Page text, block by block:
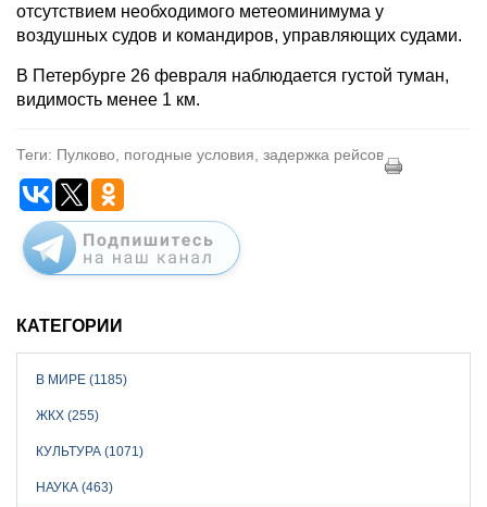
отсутствием необходимого метеоминимума у
воздушных судов и командиров, управляющих судами.
В Петербурге 26 февраля наблюдается густой туман,
видимость менее 1 км.
Теги: Пулково, погодные условия, задержка рейсов
КАТЕГОРИИ
В МИРЕ (1185)
ЖКХ (255)
КУЛЬТУРА (1071)
НАУКА (463)